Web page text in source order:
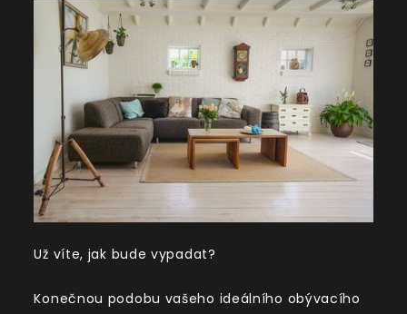
Už víte, jak bude vypadat?
Konečnou podobu vašeho ideálního obývacího